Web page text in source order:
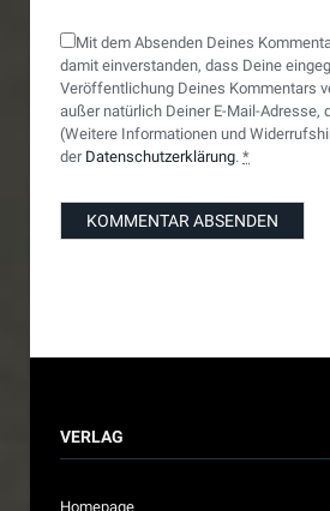
Mit dem Absenden Deines
damit einverstanden, dass Deine
Veröffentlichung Deines Kommentars
außer natürlich Deiner E-Mail-Adresse,
(Weitere Informationen und
der Datenschutzerklärung. *
VERLAG
Homepage